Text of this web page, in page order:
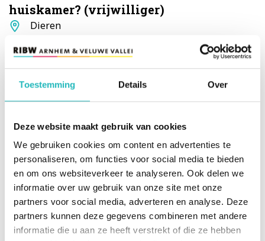
Toestemming Details Over
Deze website maakt gebruik van cookies
We gebruiken cookies om content en advertenties te
personaliseren, om functies voor social media te bieden
en om ons websiteverkeer te analyseren. Ook delen we
informatie over uw gebruik van onze site met onze
partners voor social media, adverteren en analyse. Deze
partners kunnen deze gegevens combineren met andere
informatie die u aan ze heeft verstrekt of die ze hebben
huiskamer? (vrijwilliger)
Standplaats
Dieren
Beats, beweging en buitenlucht
Standplaats
Arnhem
Lees verder
Fluitend de natuur in (vrijwilliger)
Standplaats
Westervoort
Lees verder